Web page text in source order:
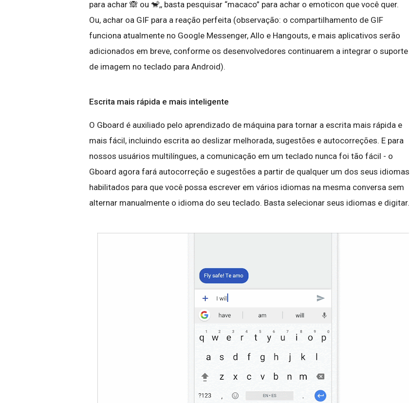
para achar 🙈 ou 🐒,, basta pesquisar “macaco” para achar o emoticon que você quer.
Ou, achar oa GIF para a reação perfeita (observação: o compartilhamento de GIF
funciona atualmente no Google Messenger, Allo e Hangouts, e mais aplicativos serão
adicionados em breve, conforme os desenvolvedores continuarem a integrar o suporte
de imagem no teclado para Android).
Escrita mais rápida e mais inteligente
O Gboard é auxiliado pelo aprendizado de máquina para tornar a escrita mais rápida e
mais fácil, incluindo escrita ao deslizar melhorada, sugestões e autocorreções. E para
nossos usuários multilíngues, a comunicação em um teclado nunca foi tão fácil - o
Gboard agora fará autocorreção e sugestões a partir de qualquer um dos seus idiomas
habilitados para que você possa escrever em vários idiomas na mesma conversa sem
alternar manualmente o idioma do seu teclado. Basta selecionar seus idiomas e digitar.